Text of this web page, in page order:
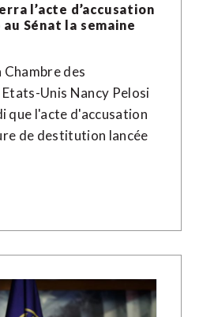
l’acte d’accusation
Sénat la semaine
Chambre des
Unis Nancy Pelosi
que l'acte d'accusation
de destitution lancée